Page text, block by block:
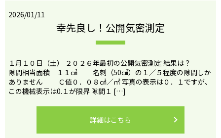
2026/01/11
幸先良し！公開気密測定
１月１０日（土） ２０２６年最初の公開気密測定 結果は？
隙間相当面積 １１㎠ 名刺（50㎠）の１／５程度の隙間しか
ありません Ｃ値０．０８㎠／㎡ 写真の表示は０．１ですが、
この機械表示は0.１が限界 隙間１ […]
詳細はこちら